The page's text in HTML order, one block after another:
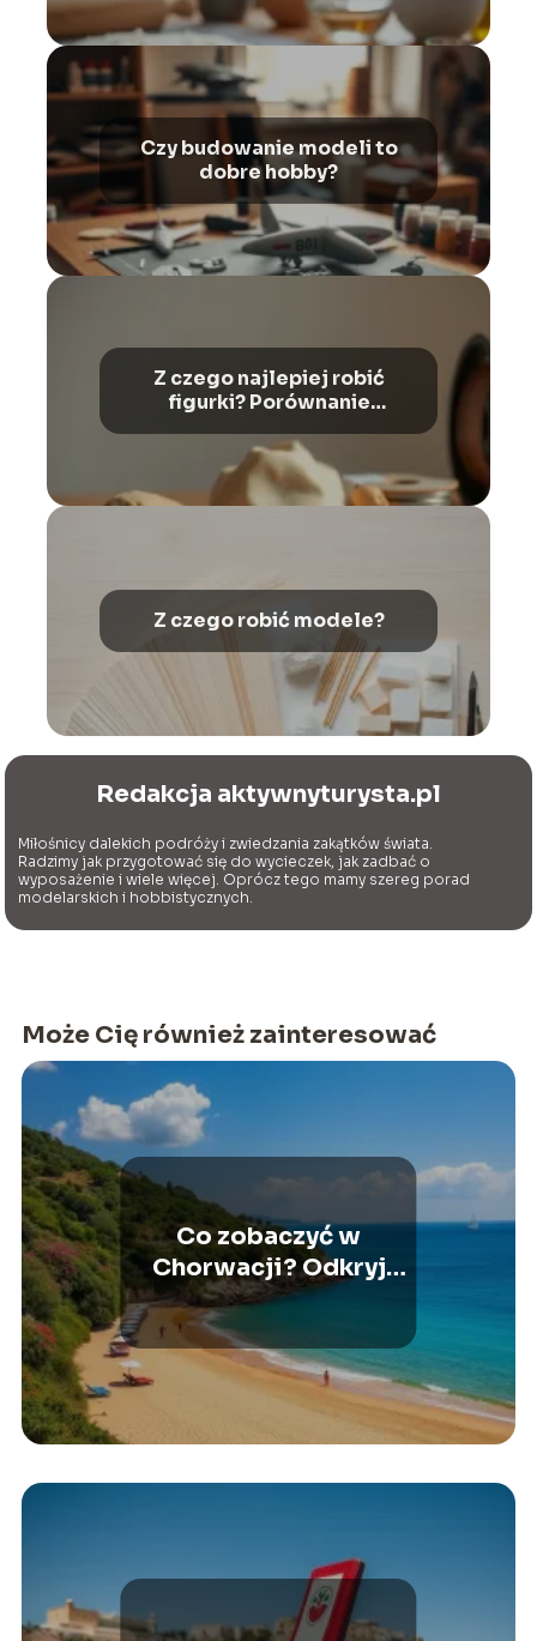
Czy budowanie modeli to
dobre hobby?
Z czego najlepiej robić
figurki? Porównanie
Z czego robić modele?
Redakcja aktywnyturysta.pl
Miłośnicy dalekich podróży i zwiedzania zakątków świata.
Radzimy jak przygotować się do wycieczek, jak zadbać o
wyposażenie i wiele więcej. Oprócz tego mamy szereg porad
modelarskich i hobbistycznych.
Może Cię również zainteresować
Co zobaczyć w
Chorwacji? Odkryj
najpiękniejsze miejsca!